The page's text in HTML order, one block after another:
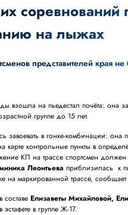
соревнований
на лыжах
представителей края
взошла на пьедестал почёта: она
группе до 15 лет.
завоевать в гонке-комбинации:
карте контрольные пункты в
КП на трассе спортсмен
Леонтьева приблизилась к
на маркированной трассе,
составеЕлизаветы Михайловой,
эстафете в группе Ж-17.